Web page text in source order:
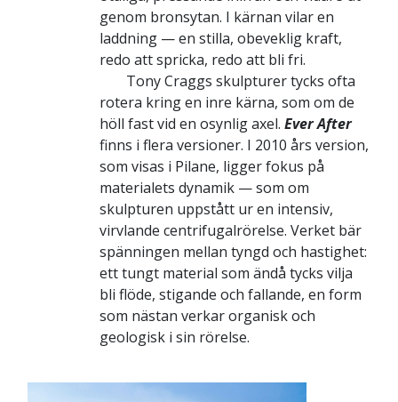
genom bronsytan. I kärnan vilar en
laddning — en stilla, obeveklig kraft,
redo att spricka, redo att bli fri.
Tony Craggs skulpturer tycks ofta
rotera kring en inre kärna, som om de
höll fast vid en osynlig axel. Ever After
finns i flera versioner. I 2010 års version,
som visas i Pilane, ligger fokus på
materialets dynamik — som om
skulpturen uppstått ur en intensiv,
virvlande centrifugalrörelse. Verket bär
spänningen mellan tyngd och hastighet:
ett tungt material som ändå tycks vilja
bli flöde, stigande och fallande, en form
som nästan verkar organisk och
geologisk i sin rörelse.